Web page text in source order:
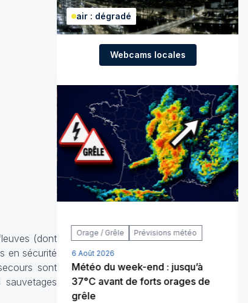
(dont
en sécurité
sont
air : dégradé
Webcams locales
Orage / Grêle Prévisions météo
6 Août 2026
Météo du week-end : jusqu’à
37°C avant de forts orages de
grêle